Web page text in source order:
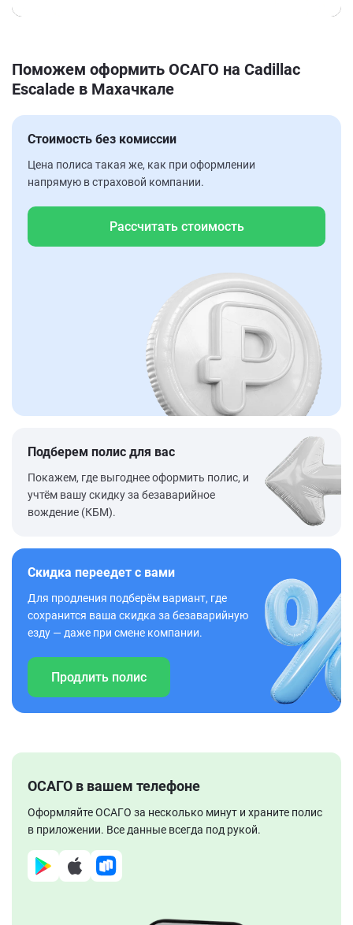
Поможем оформить ОСАГО на Cadillac
Escalade в Махачкале
Стоимость без комиссии
Цена полиса такая же, как при оформлении
напрямую в страховой компании.
Рассчитать стоимость
Подберем полис для вас
Покажем, где выгоднее оформить полис, и
учтём вашу скидку за безаварийное
вождение (КБМ).
Скидка переедет с вами
Для продления подберём вариант, где
сохранится ваша скидка за безаварийную
езду — даже при смене компании.
Продлить полис
ОСАГО в вашем телефоне
Оформляйте ОСАГО за несколько минут и храните полис
в приложении. Все данные всегда под рукой.